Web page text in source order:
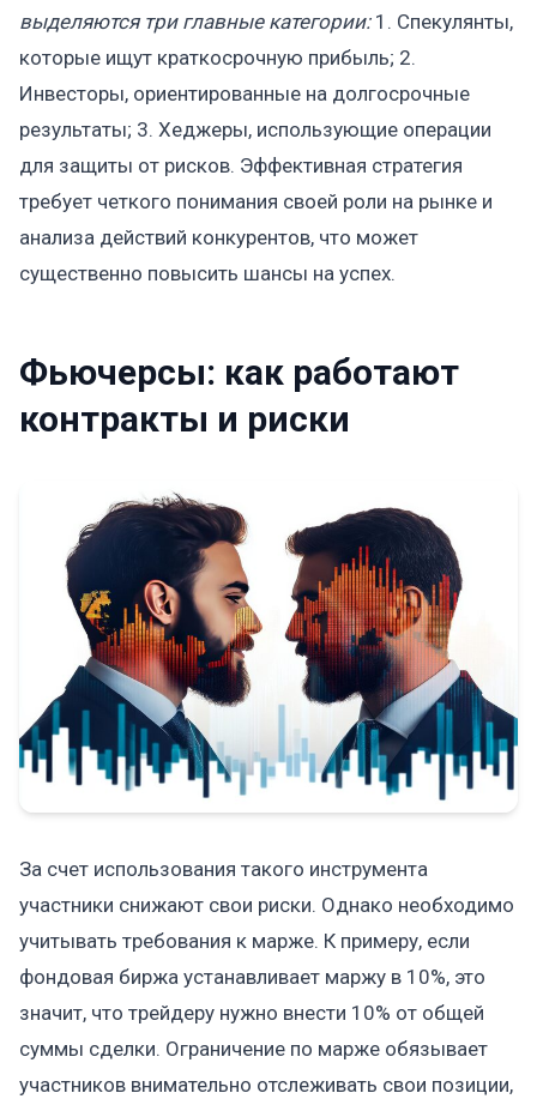
выделяются три главные категории:1. Спекулянты,
которые ищут краткосрочную прибыль; 2.
Инвесторы, ориентированные на долгосрочные
результаты; 3. Хеджеры, использующие операции
для защиты от рисков. Эффективная стратегия
требует четкого понимания своей роли на рынке и
анализа действий конкурентов, что может
существенно повысить шансы на успех.
Фьючерсы: как работают
контракты и риски
За счет использования такого инструмента
участники снижают свои риски. Однако необходимо
учитывать требования к марже. К примеру, если
фондовая биржа устанавливает маржу в 10%, это
значит, что трейдеру нужно внести 10% от общей
суммы сделки. Ограничение по марже обязывает
участников внимательно отслеживать свои позиции,